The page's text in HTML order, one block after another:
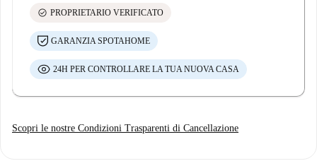
check_circle PROPRIETARIO VERIFICATO
GARANZIA SPOTAHOME
24H PER CONTROLLARE LA TUA NUOVA CASA
Scopri le nostre Condizioni Trasparenti di Cancellazione